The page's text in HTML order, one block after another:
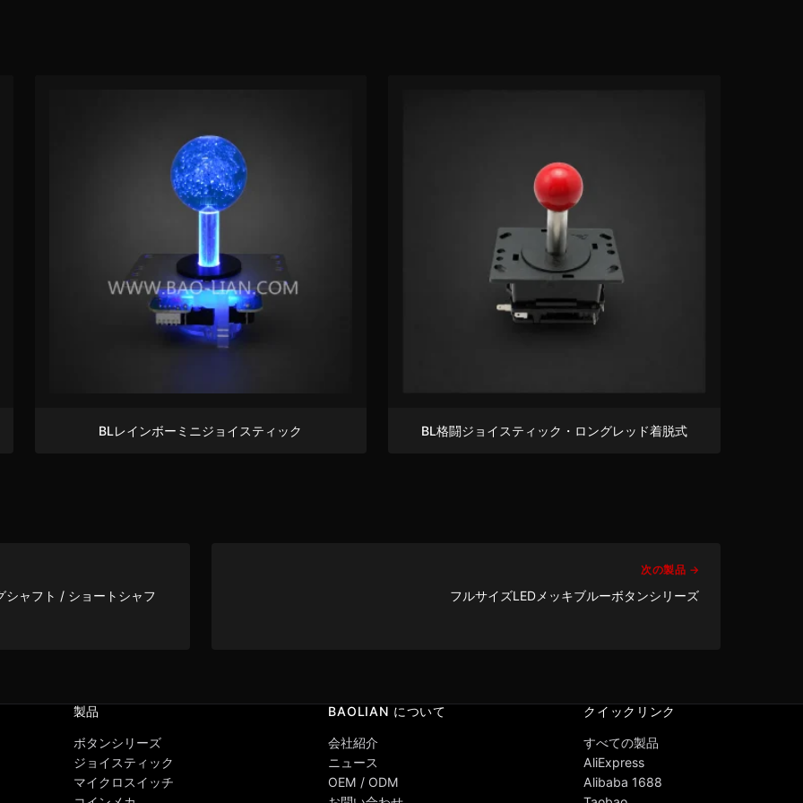
BLレインボーミニジョイスティック BL格闘ジョイスティック・ロングレッド着脱式
シャフト / ショートシャフ
次の製品 →
フルサイズLEDメッキブルーボタンシリーズ
製品
ボタンシリーズ
ジョイスティック
マイクロスイッチ
BAOLIAN について
会社紹介
ニュース
OEM / ODM
クイックリンク
すべての製品
AliExpress
Alibaba 1688